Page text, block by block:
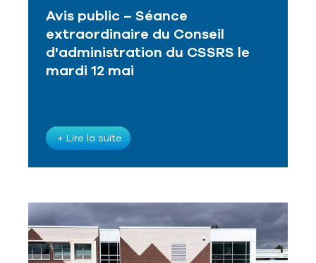
Avis public – Séance
extraordinaire du Conseil
d'administration du CSSRS le
mardi 12 mai
+ Lire la suite